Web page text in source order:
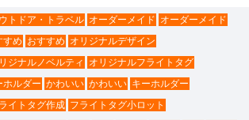
トドア・トラベル オーダーメイド オーダーメイド
すめ おすすめ オリジナルデザイン
ジナルノベルティ
オリジナルフライトタグ
ホルダー かわいい かわいい キーホルダー
イトタグ作成 フライトタグ小ロット